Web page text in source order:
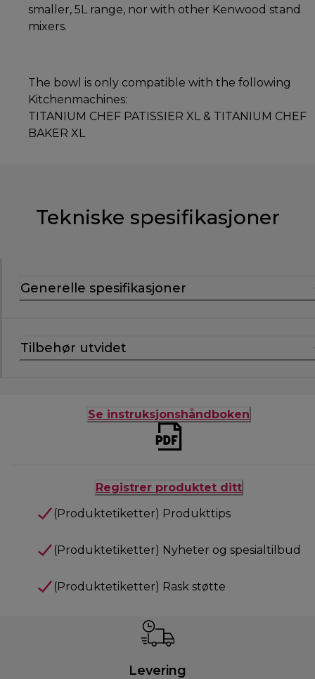
smaller, 5L range, nor with other Kenwood stand
mixers.
The bowl is only compatible with the following
Kitchenmachines:
TITANIUM CHEF PATISSIER XL & TITANIUM CHEF
BAKER XL
Tekniske spesifikasjoner
Generelle spesifikasjoner
Tilbehør utvidet
Se instruksjonshåndboken
Registrer produktet ditt
(Produktetiketter) Produkttips
(Produktetiketter) Nyheter og spesialtilbud
(Produktetiketter) Rask støtte
Levering